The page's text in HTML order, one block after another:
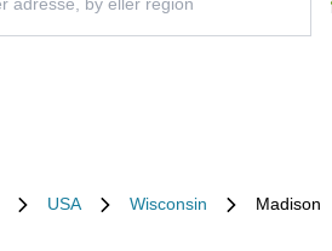
USA Wisconsin Madison